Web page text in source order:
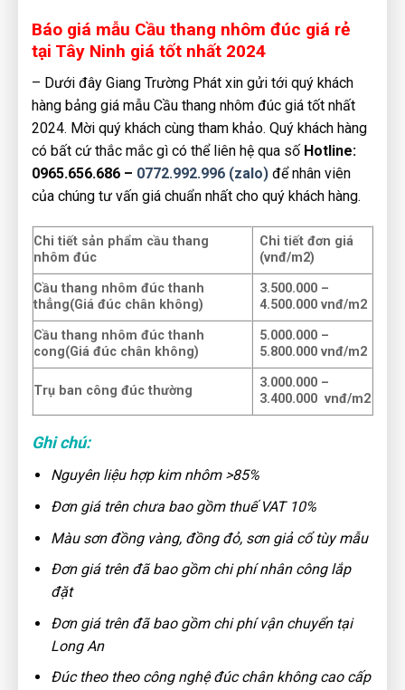
Báo giá mẫu Cầu thang nhôm đúc giá rẻ
tại Tây Ninh giá tốt nhất 2024
– Dưới đây Giang Trường Phát xin gửi tới quý khách
hàng bảng giá mẫu Cầu thang nhôm đúc giá tốt nhất
2024. Mời quý khách cùng tham khảo. Quý khách hàng
có bất cứ thắc mắc gì có thể liên hệ qua số Hotline:
0965.656.686 – 0772.992.996 (zalo) để nhân viên
của chúng tư vấn giá chuẩn nhất cho quý khách hàng.
Chi tiết sản phẩm cầu thang
nhôm đúc
Chi tiết đơn giá
(vnđ/m2)
Cầu thang nhôm đúc thanh
thẳng(Giá đúc chân không)
3.500.000 –
4.500.000 vnđ/m2
Cầu thang nhôm đúc thanh
cong(Giá đúc chân không)
5.000.000 –
5.800.000 vnđ/m2
Trụ ban công đúc thường
3.000.000 –
3.400.000 vnđ/m2
Ghi chú:
Nguyên liệu hợp kim nhôm >85%
Đơn giá trên chưa bao gồm thuế VAT 10%
Màu sơn đồng vàng, đồng đỏ, sơn giả cổ tùy mẫu
Đơn giá trên đã bao gồm chi phí nhân công lắp
đặt
Đơn giá trên đã bao gồm chi phí vận chuyển tại
Long An
Đúc theo theo công nghệ đúc chân không cao cấp